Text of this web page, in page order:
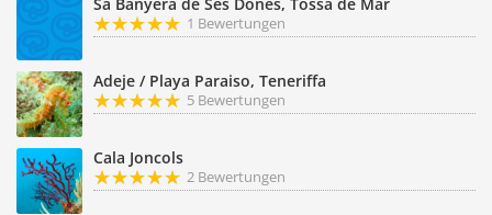
1 Bewertungen
Adeje / Playa Paraiso, Teneriffa
5 Bewertungen
Cala Joncols
2 Bewertungen